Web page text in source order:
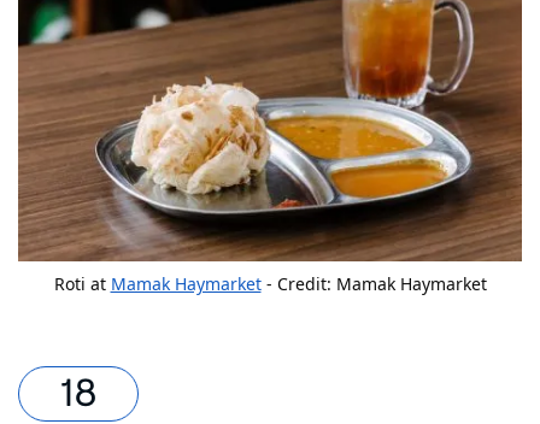
Roti at Mamak Haymarket- Credit: Mamak Haymarket